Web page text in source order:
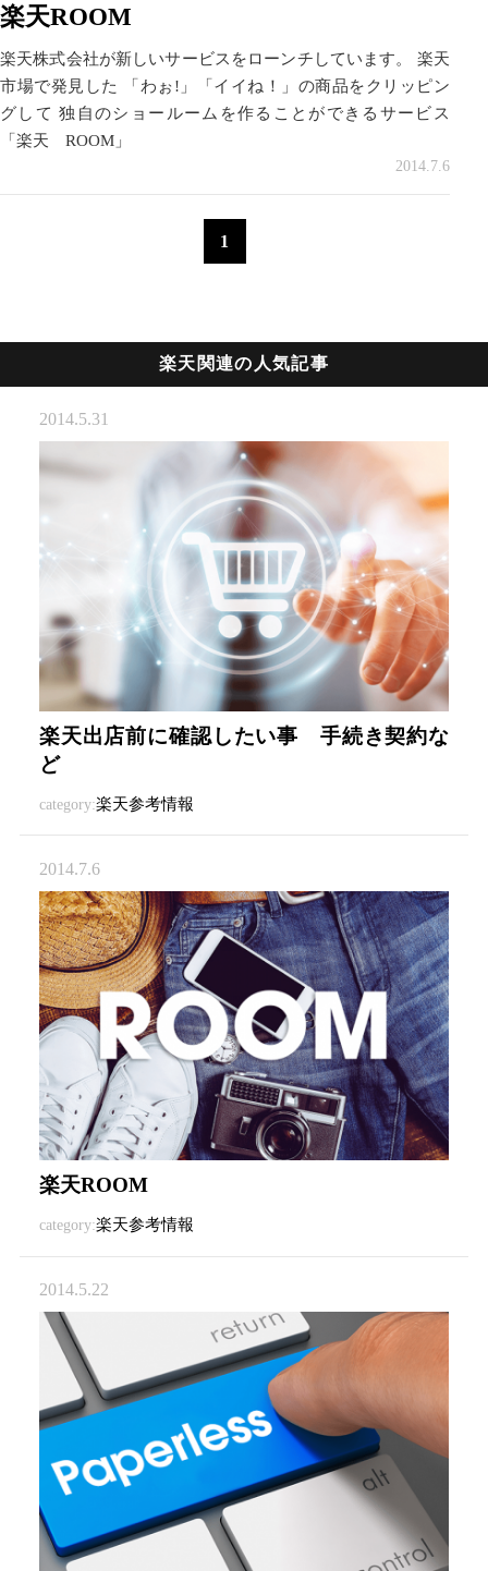
楽天ROOM
楽天株式会社が新しいサービスをローンチしています。 楽天
市場で発見した 「わぉ!」「イイね！」の商品をクリッピン
グして 独自のショールームを作ることができるサービス
「楽天 ROOM」
2014.7.6
1
楽天関連の人気記事
2014.5.31
楽天出店前に確認したい事 手続き契約な
ど
category:楽天参考情報
2014.7.6
楽天ROOM
category:楽天参考情報
2014.5.22